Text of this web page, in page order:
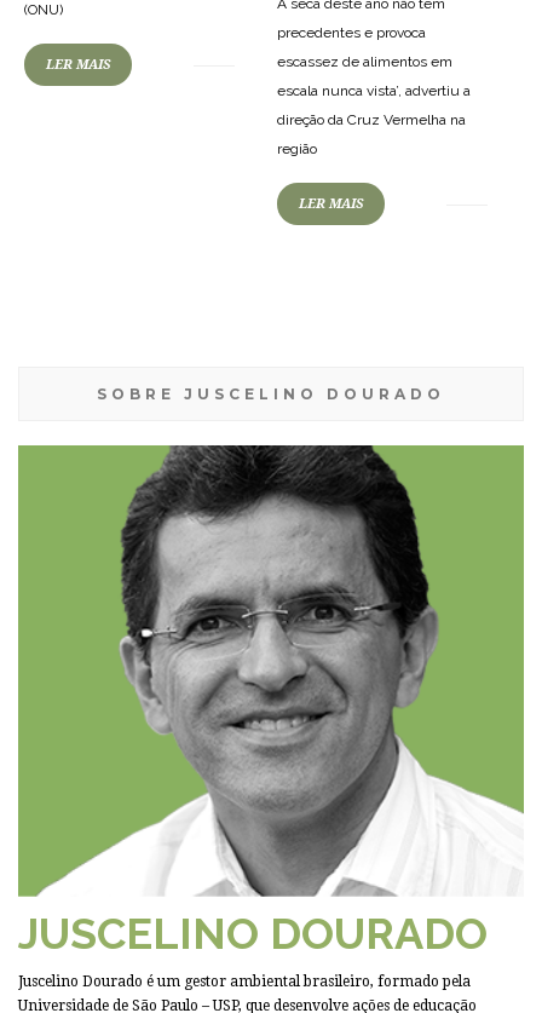
(ONU)
LER MAIS
A seca deste ano não tem
precedentes e provoca
escassez de alimentos em
escala nunca vista’, advertiu a
direção da Cruz Vermelha na
região
LER MAIS
SOBRE JUSCELINO DOURADO
JUSCELINO DOURADO
Juscelino Dourado é um gestor ambiental brasileiro, formado pela
Universidade de São Paulo – USP, que desenvolve ações de educação